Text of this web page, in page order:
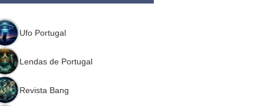
Ufo Portugal
Lendas de Portugal
Revista Bang